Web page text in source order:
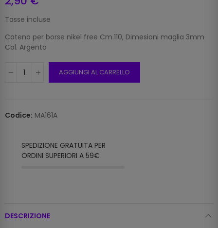
Tasse incluse
Catena per borse nikel free Cm.110, Dimesioni maglia 3mm
Col. Argento
AGGIUNGI AL CARRELLO
Codice: MA161A
SPEDIZIONE GRATUITA PER
ORDINI SUPERIORI A 59€
DESCRIZIONE